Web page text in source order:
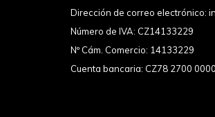
Dirección de correo electrónico:
Número de IVA: CZ14133229
Nº Cám. Comercio: 14133229
Cuenta bancaria: CZ78 2700